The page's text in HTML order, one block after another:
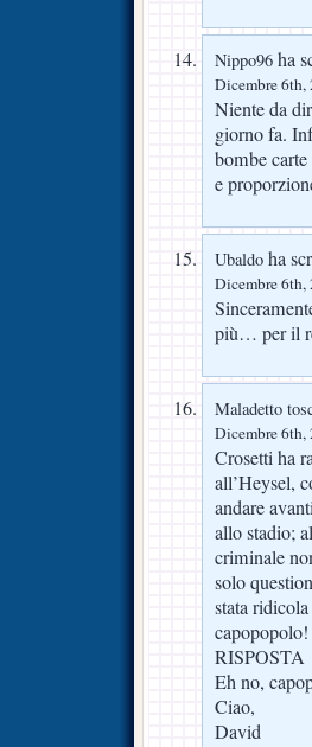
Nippo96 ha
Dicembre 6th,
Niente da
giorno fa.
bombe
e
Ubaldo ha
Dicembre 6th,
più… per il
Maladetto
Dicembre 6th,
Crosetti ha
all’Heysel,
andare
allo stadio;
criminale
solo
stata
capopopolo!
RISPOSTA
Eh no,
Ciao,
David